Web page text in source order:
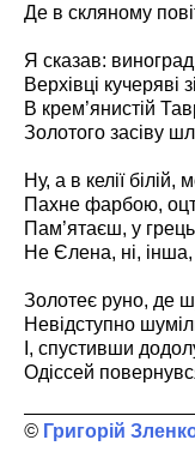
Де в скляному
Я сказав:
Верхівці кучеряві
В крем’янистій
Золотого засіву
Ну, а в келії
Пахне фарбою,
Пам’ятаєш, у
Не Єлена, ні,
Золотеє руно, де
Невідступно
І, спустивши
Одіссей
Григорій